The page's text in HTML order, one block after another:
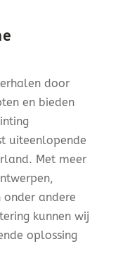
door
en bieden
uiteenlopende
Met meer
andere
kunnen wij
oplossing